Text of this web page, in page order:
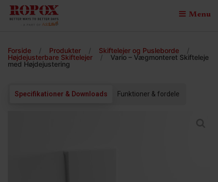
Menu
Forside / Produkter / Skiftelejer og Pusleborde
/
Højdejusterbare Skiftelejer
/
Vario – Vægmonteret Skifteleje
med Højdejustering
Specifikationer & Downloads Funktioner & fordele